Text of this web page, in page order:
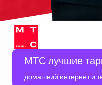
МТС лучшие
домашний интернет и